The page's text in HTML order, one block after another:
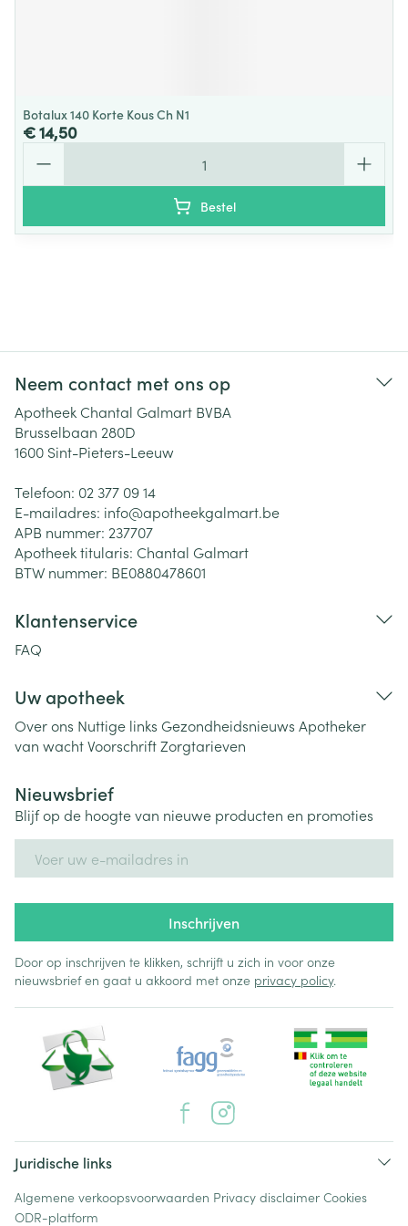
Botalux 140 Korte Kous Ch N1
€ 14,50
Bestel
Neem contact met ons op
Apotheek Chantal Galmart BVBA
Brusselbaan 280D
1600 Sint-Pieters-Leeuw
Telefoon: 02 377 09 14
E-mailadres: info@apotheekgalmart.be
APB nummer: 237707
Apotheek titularis: Chantal Galmart
BTW nummer: BE0880478601
Klantenservice
FAQ
Uw apotheek
Over ons Nuttige links Gezondheidsnieuws Apotheker
van wachtVoorschriftZorgtarieven
Nieuwsbrief
Blijf op de hoogte van nieuwe producten en promoties
Inschrijven
Door op inschrijven te klikken, schrijft u zich in voor onze
nieuwsbrief en gaat u akkoord met onze privacy policy.
Juridische links
Algemene verkoopsvoorwaarden Privacy disclaimer Cookies
ODR-platform